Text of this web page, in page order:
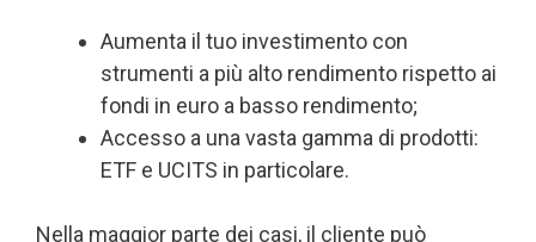
Aumenta il tuo investimento con
strumenti a più alto rendimento rispetto ai
fondi in euro a basso rendimento;
Accesso a una vasta gamma di prodotti:
ETF e UCITS in particolare.
Nella maggior parte dei casi, il cliente può